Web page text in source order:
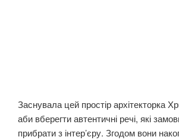
Заснувала цей простір архітекторка
аби вберегти автентичні речі, які
прибрати з інтер’єру. Згодом вони